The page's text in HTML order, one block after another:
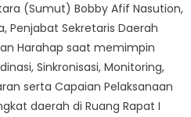
(Sumut) Bobby Afif Nasution,
Penjabat Sekretaris Daerah
Harahap saat memimpin
Sinkronisasi, Monitoring,
serta Capaian Pelaksanaan
daerah di Ruang Rapat I